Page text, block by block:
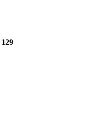
129